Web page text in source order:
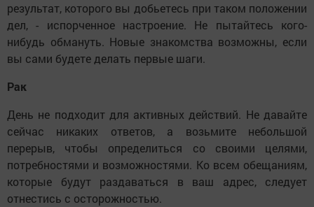
результат, которого вы добьетесь при таком положении
дел, - испорченное настроение. Не пытайтесь кого-
нибудь обмануть. Новые знакомства возможны, если
вы сами будете делать первые шаги.
Рак
День не подходит для активных действий. Не давайте
сейчас никаких ответов, а возьмите небольшой
перерыв, чтобы определиться со своими целями,
потребностями и возможностями. Ко всем обещаниям,
которые будут раздаваться в ваш адрес, следует
отнестись с осторожностью.